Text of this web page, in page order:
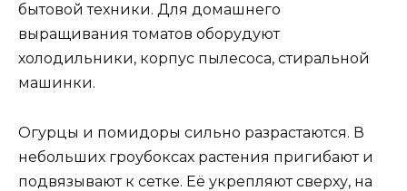
бытовой техники. Для домашнего
выращивания томатов оборудуют
холодильники, корпус пылесоса, стиральной
машинки.
Огурцы и помидоры сильно разрастаются. В
небольших гроубоксах растения пригибают и
подвязывают к сетке. Её укрепляют сверху, на